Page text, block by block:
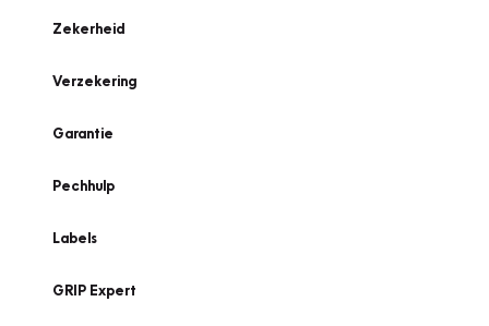
Zekerheid
Verzekering
Garantie
Pechhulp
Labels
GRIP Expert